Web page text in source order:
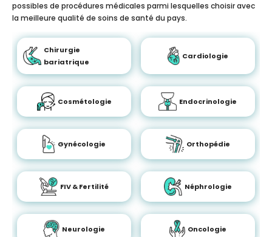
possibles de procédures médicales parmi lesquelles choisir avec
la meilleure qualité de soins de santé du pays.
Chirurgie
bariatrique
Cardiologie
Cosmétologie Endocrinologie
Gynécologie Orthopédie
FIV & Fertilité Néphrologie
Neurologie Oncologie